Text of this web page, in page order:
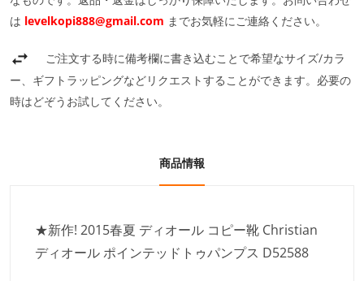
は levelkopi888@gmail.com までお気軽にご連絡ください。
ご注文する時に備考欄に書き込むことで希望なサイズ/カラ
ー、ギフトラッピングなどリクエストすることができます。必要の
時はどぞうお試してください。
商品情報
★新作! 2015春夏 ディオール コピー靴 Christian
ディオール ポインテッドトゥパンプス D52588